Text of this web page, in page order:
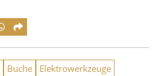
Buche
Elektrowerkzeuge